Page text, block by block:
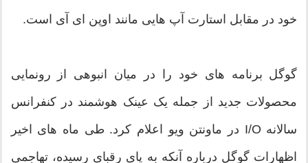
خود در مقابل استارت آپ هایی مانند اوپن ای آی است.
گوگل برنامه های خود را در میان انبوهی از رونمایی
محصولات جدید از جمله یک عینک هوشمند در کنفرانس
سالانه I/O در ماونتن ویو اعلام کرد. طی ماه های اخیر
اظهارات گوگل درباره آنکه به پای رقبای رسیده، تهاجمی